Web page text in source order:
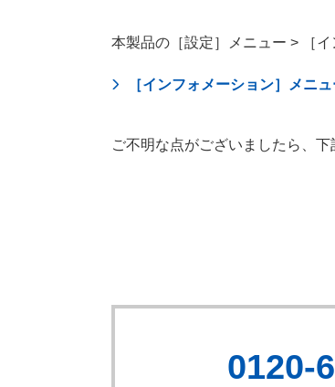
本製品の［設定］メニュー > ［
［インフォメーション］メニ
ご不明な点がございましたら、
0120-